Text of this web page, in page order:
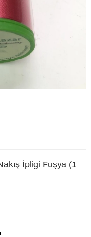
İpligi Fuşya (1